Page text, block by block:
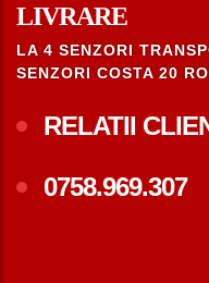
LIVRARE
LA 4 SENZORI
SENZORI COSTA 20
RELATII
0758.969.307